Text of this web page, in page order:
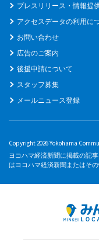
プレスリリース・情報提
アクセスデータの利用に
お問い合わせ
広告のご案内
後援申請について
スタッフ募集
メールニュース登録
Copyright 2026 Yokohama
ヨコハマ経済新聞に掲載の記
はヨコハマ経済新聞またはその